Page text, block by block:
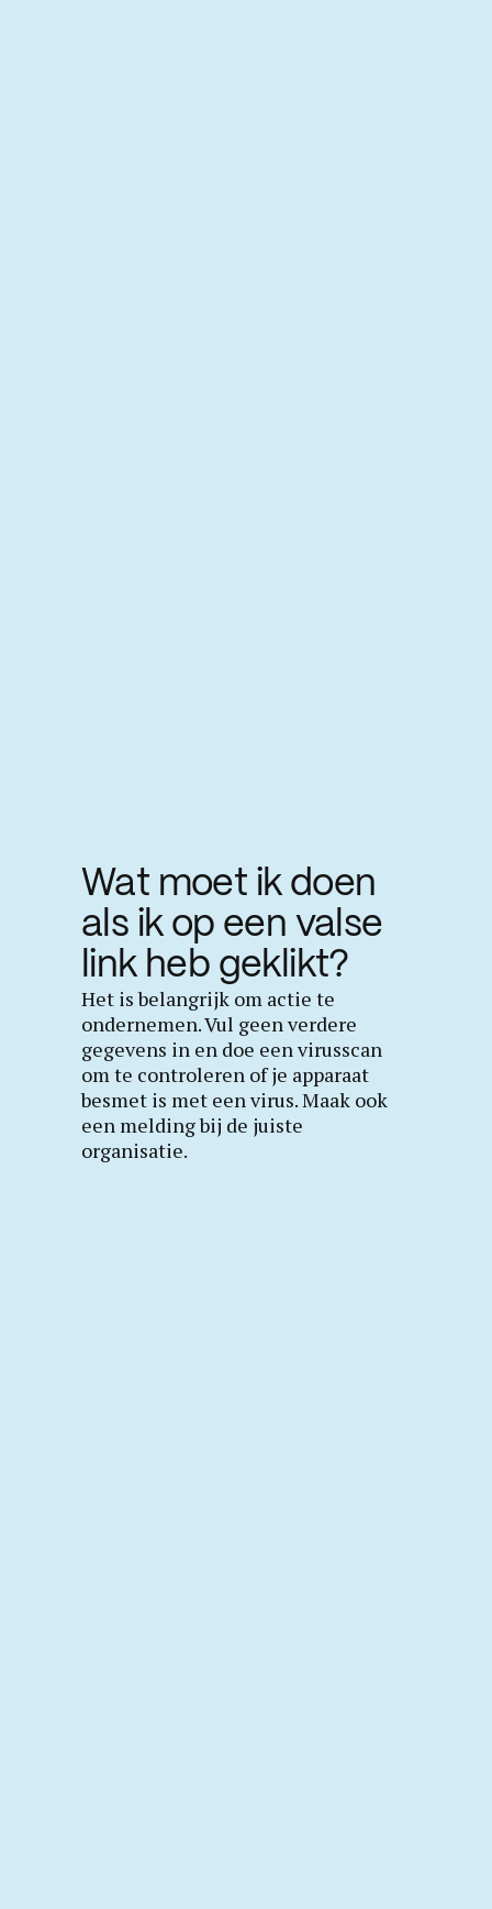
Wat moet ik doen
als ik op een valse
link heb geklikt?
Het is belangrijk om actie te
ondernemen. Vul geen verdere
gegevens in en doe een virusscan
om te controleren of je apparaat
besmet is met een virus. Maak ook
een melding bij de juiste
organisatie.